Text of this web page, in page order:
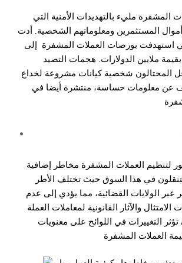
المشفرة مليء بالتهديدات الأمنية التي
المستثمرين ومعلوماتهم الشخصية. أدت
استهدفت بورصات العملات المشفرة إلى
ملايين الدولارات. هجمات التصيد
المحتالون شخصية كيانات مشروعة لخداع
عن معلومات حساسة، منتشرة أيضا في
لتنظيم العملات المشفرة مخاطر إضافية
في هذا السوق حيث تختلف الأطر
عبر الولايات القضائية، مما يؤدي إلى عدم
والآثار القانونية لمعاملات العملة
التغييرات في اللوائح على معنويات
العملات المشفرة